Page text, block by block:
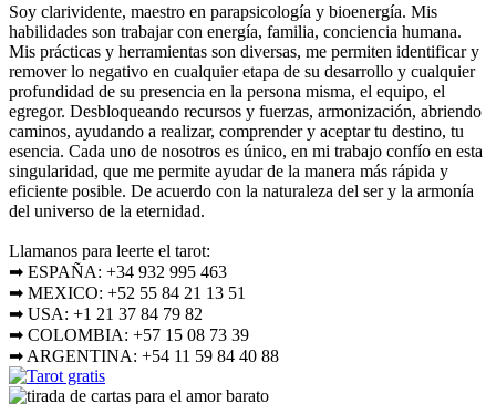
Soy clarividente, maestro en parapsicología y bioenergía. Mis
habilidades son trabajar con energía, familia, conciencia humana.
Mis prácticas y herramientas son diversas, me permiten identificar y
remover lo negativo en cualquier etapa de su desarrollo y cualquier
profundidad de su presencia en la persona misma, el equipo, el
egregor. Desbloqueando recursos y fuerzas, armonización, abriendo
caminos, ayudando a realizar, comprender y aceptar tu destino, tu
esencia. Cada uno de nosotros es único, en mi trabajo confío en esta
singularidad, que me permite ayudar de la manera más rápida y
eficiente posible. De acuerdo con la naturaleza del ser y la armonía
del universo de la eternidad.
Llamanos para leerte el tarot:
➡ ESPAÑA: +34 932 995 463
➡ MEXICO: +52 55 84 21 13 51
➡ USA: +1 21 37 84 79 82
➡ COLOMBIA: +57 15 08 73 39
➡ ARGENTINA: +54 11 59 84 40 88